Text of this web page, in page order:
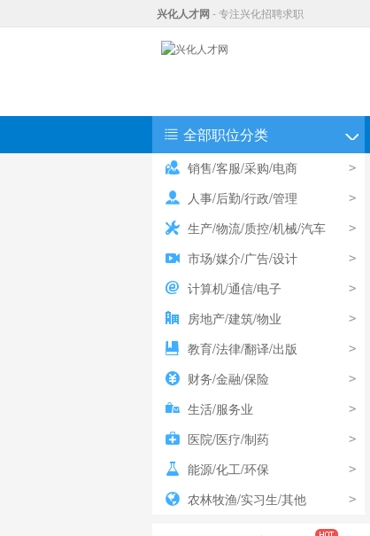
兴化人才网- 专注兴化招聘求职
全部职位分类 ◇
销售/客服/采购/电商 >
人事/后勤/行政/管理 >
生产/物流/质控/机械/汽车 >
市场/媒介/广告/设计 >
计算机/通信/电子 >
房地产/建筑/物业 >
教育/法律/翻译/出版 >
财务/金融/保险 >
生活/服务业 >
医院/医疗/制药 >
能源/化工/环保 >
农林牧渔/实习生/其他 >
<